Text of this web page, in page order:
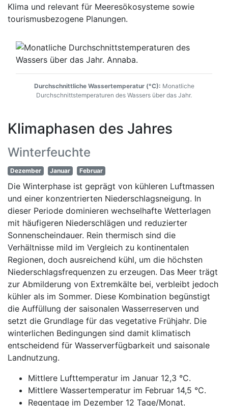
Klima und relevant für Meeresökosysteme sowie
tourismusbezogene Planungen.
Durchschnittliche Wassertemperatur (°C): Monatliche
Durchschnittstemperaturen des Wassers über das Jahr.
Klimaphasen des Jahres
Winterfeuchte
Dezember Januar Februar
Die Winterphase ist geprägt von kühleren Luftmassen
und einer konzentrierten Niederschlagsneigung. In
dieser Periode dominieren wechselhafte Wetterlagen
mit häufigeren Niederschlägen und reduzierter
Sonnenscheindauer. Rein thermisch sind die
Verhältnisse mild im Vergleich zu kontinentalen
Regionen, doch ausreichend kühl, um die höchsten
Niederschlagsfrequenzen zu erzeugen. Das Meer trägt
zur Abmilderung von Extremkälte bei, verbleibt jedoch
kühler als im Sommer. Diese Kombination begünstigt
die Auffüllung der saisonalen Wasserreserven und
setzt die Grundlage für das vegetative Frühjahr. Die
winterlichen Bedingungen sind damit klimatisch
entscheidend für Wasserverfügbarkeit und saisonale
Landnutzung.
Mittlere Lufttemperatur im Januar 12,3 °C.
Mittlere Wassertemperatur im Februar 14,5 °C.
Regentage im Dezember 12 Tage/Monat.